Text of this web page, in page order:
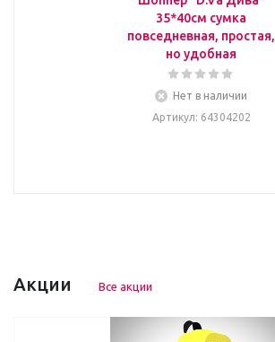
35*40см сумка
повседневная, простая,
но удобная
Нет в наличии
Артикул: 64304202
Акции Все акции